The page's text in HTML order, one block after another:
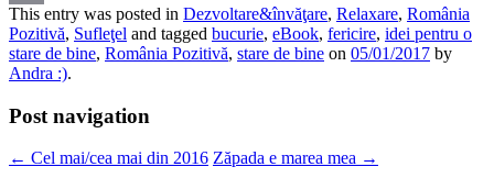
Email
This entry was posted in Dezvoltare&învăţare, Relaxare, România
Pozitivă, Sufleţel and tagged bucurie, eBook, fericire, idei pentru o
stare de bine, România Pozitivă, stare de bine on 05/01/2017 by
Andra :).
Post navigation
← Cel mai/cea mai din 2016 Zăpada e marea mea →